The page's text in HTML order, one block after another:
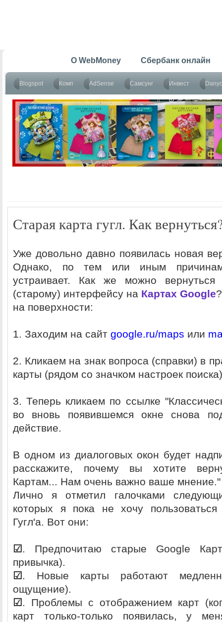
O WebMoney Сбербанк онлайн
Blogspot Комп AdSense Самсунг Инвест
Старая карта гугл. Как
Уже довольно давно появилась новая
Однако, по тем или иным
устраивает. Как же можно вернуться
(старому) интерфейсу на Картах Google
на поверхности:
1. Заходим на сайт google.ru/maps или
2. Кликаем на знак вопроса (справки) в
карты (рядом со значком настроек
3. Теперь кликаем по ссылке
во вновь появившемся окне снова
действие.
В одном из диалоговых окон будет
расскажите, почему вы хотите
Картам... Нам очень важно ваше мнение."
Лично я отметил галочками
которых я пока не хочу
Гугл'а. Вот они:
☑ . Предпочитаю старые Google
привычка).
☑ . Новые карты работают
ощущение).
☑ . Проблемы с отображением карт
карт только-только появилась, у